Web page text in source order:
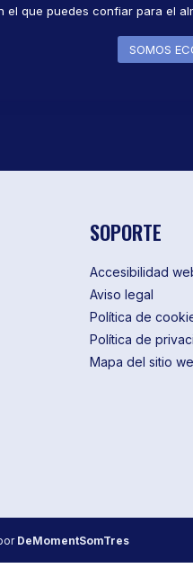
el que puedes confiar para el
SOMOS
SOPORTE
Accesibilidad
Aviso legal
Política de
Política de
Mapa del sitio
DeMomentSomTres